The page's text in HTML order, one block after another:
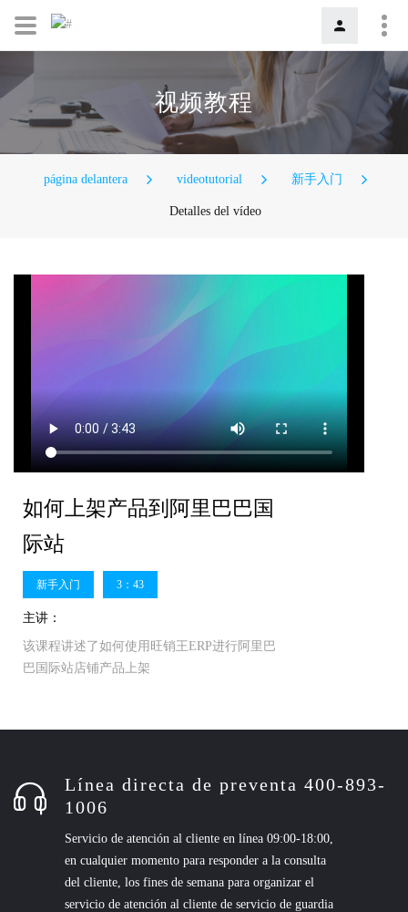
视频教程
página delantera videotutorial 新手入门
Detalles del vídeo
如何上架产品到阿里巴巴国
际站
新手入门 3：43
主讲：
该课程讲述了如何使用旺销王ERP进行阿里巴
巴国际站店铺产品上架
Línea directa de preventa 400-893-
1006
Servicio de atención al cliente en línea 09:00-18:00,
en cualquier momento para responder a la consulta
del cliente, los fines de semana para organizar el
servicio de atención al cliente de servicio de guardia